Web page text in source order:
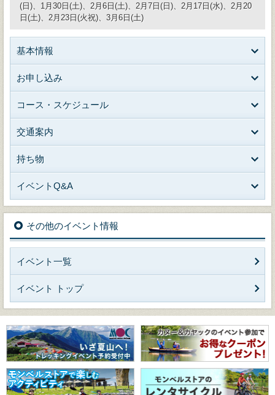
(日)、1月30日(土)、2月6日(土)、2月7日(日)、2月17日(水)、2月20
日(土)、2月23日(火祝)、3月6日(土)
基本情報
お申し込み
コース・スケジュール
交通案内
持ち物
イベントQ&A
その他のイベント情報
イベント一覧
イベント トップ